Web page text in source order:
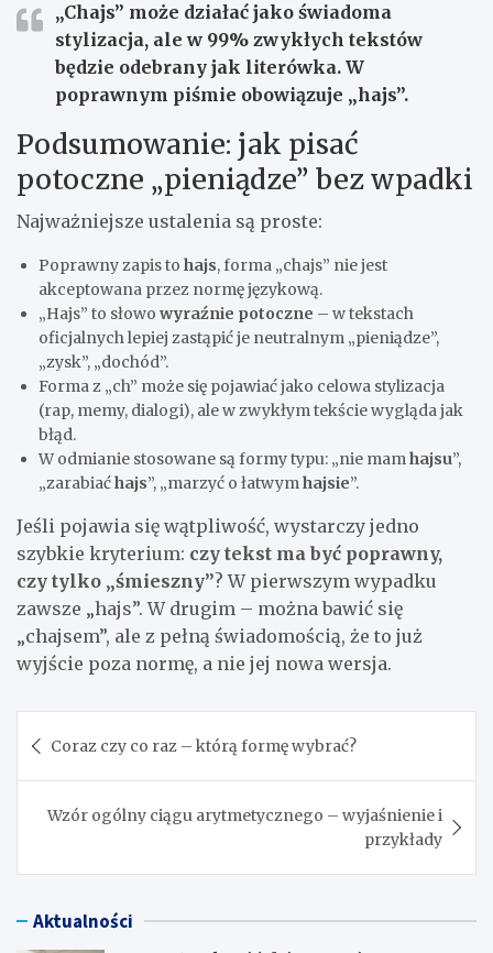
„Chajs” może działać jako świadoma
stylizacja, ale w 99% zwykłych tekstów
będzie odebrany jak literówka. W
poprawnym piśmie obowiązuje „hajs”.
Podsumowanie: jak pisać
potoczne „pieniądze” bez wpadki
Najważniejsze ustalenia są proste:
Poprawny zapis to hajs, forma „chajs” nie jest
akceptowana przez normę językową.
„Hajs” to słowo wyraźnie potoczne – w tekstach
oficjalnych lepiej zastąpić je neutralnym „pieniądze”,
„zysk”, „dochód”.
Forma z „ch” może się pojawiać jako celowa stylizacja
(rap, memy, dialogi), ale w zwykłym tekście wygląda jak
błąd.
W odmianie stosowane są formy typu: „nie mamhajsu”,
„zarabiaćhajs”, „marzyć o łatwymhajsie”.
Jeśli pojawia się wątpliwość, wystarczy jedno
szybkie kryterium: czy tekst ma być poprawny,
czy tylko „śmieszny”? W pierwszym wypadku
zawsze „hajs”. W drugim – można bawić się
„chajsem”, ale z pełną świadomością, że to już
wyjście poza normę, a nie jej nowa wersja.
wpisu
Coraz czy co raz – którą formę wybrać?
Wzór ogólny ciągu arytmetycznego – wyjaśnienie i
przykłady
Aktualności